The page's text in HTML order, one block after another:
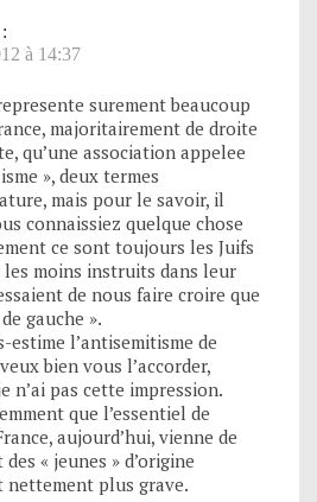
à 14:37
surement beaucoup
majoritairement de droite
qu’une association appelee
», deux termes
mais pour le savoir, il
connaissiez quelque chose
ce sont toujours les Juifs
moins instruits dans leur
de nous faire croire que
gauche ».
estime l’antisemitisme de
bien vous l’accorder,
n’ai pas cette impression.
que l’essentiel de
aujourd’hui, vienne de
« jeunes » d’origine
nettement plus grave.